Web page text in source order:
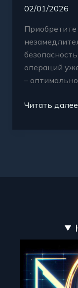
02/01/2026
операций
–
Читать